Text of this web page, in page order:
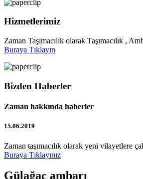
Hizmetlerimiz
Zaman Taşımacılık olarak Taşımacılık ,
Buraya Tıklayın
Bizden Haberler
Zaman hakkında haberler
15.06.2019
Zaman taşımacılık olarak yeni vilayetlere
Buraya Tıklayınız
Gülağaç ambarı